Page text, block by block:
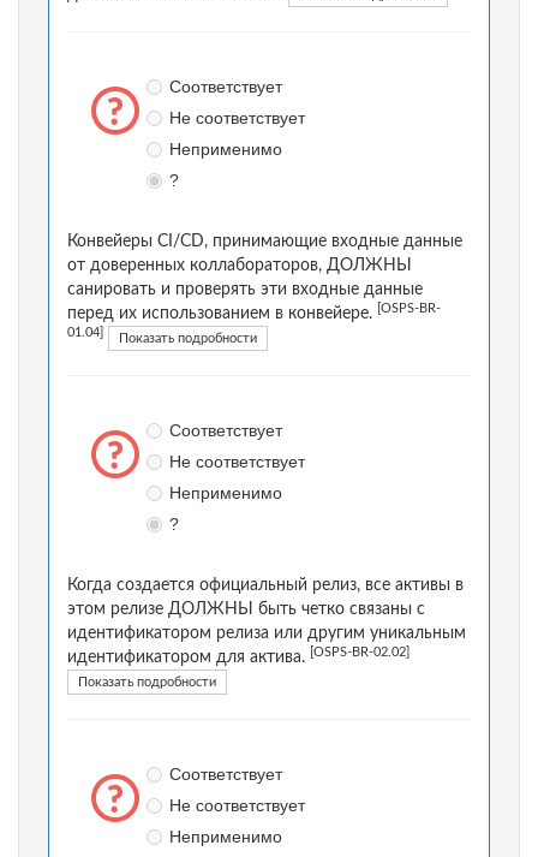
Соответствует
Не соответствует
Неприменимо
?
Конвейеры CI/CD, принимающие входные данные
от доверенных коллабораторов, ДОЛЖНЫ
санировать и проверять эти входные данные
перед их использованием в конвейере.
[OSPS-BR-
01.04] Показать подробности
Соответствует
Не соответствует
Неприменимо
?
Когда создается официальный релиз, все активы в
этом релизе ДОЛЖНЫ быть четко связаны с
идентификатором релиза или другим уникальным
идентификатором для актива.
[OSPS-BR-02.02]
Показать подробности
Соответствует
Не соответствует
Неприменимо